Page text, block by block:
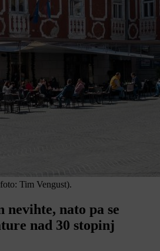
Tim Vengust).
nevihte, nato pa se
nad 30 stopinj